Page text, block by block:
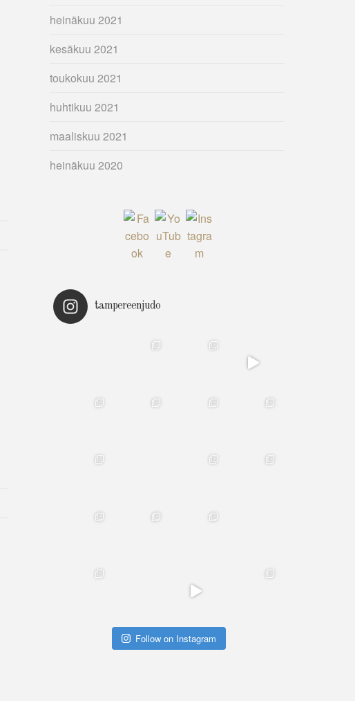
heinäkuu 2021
kesäkuu 2021
toukokuu 2021
huhtikuu 2021
maaliskuu 2021
heinäkuu 2020
tampereenjudo
Follow on Instagram